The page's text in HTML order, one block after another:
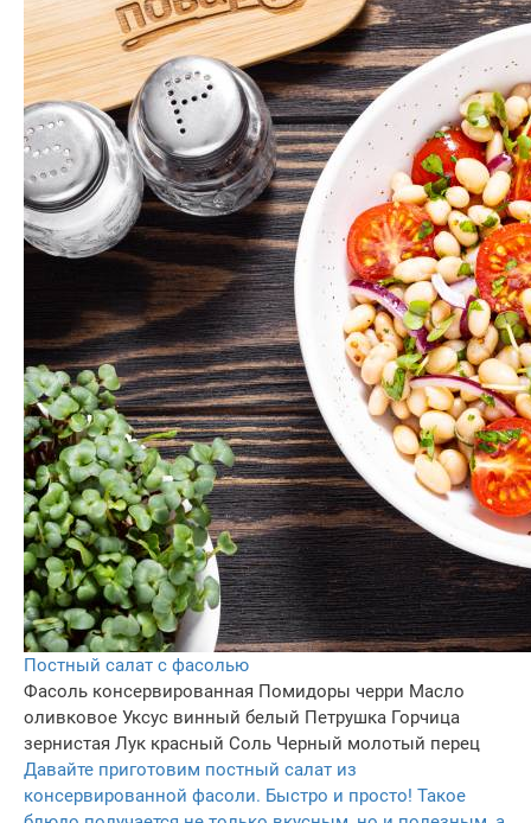
Постный салат с фасолью
Фасоль консервированная Помидоры черри Масло
оливковое Уксус винный белый Петрушка Горчица
зернистая Лук красный Соль Черный молотый перец
Давайте приготовим постный салат из
консервированной фасоли. Быстро и просто! Такое